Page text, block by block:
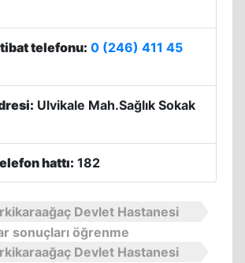
telefonu: 0 (246) 411 45
Ulvikale Mah.Sağlık Sokak
hattı: 182
Devlet Hastanesi
sonuçları öğrenme
Devlet Hastanesi